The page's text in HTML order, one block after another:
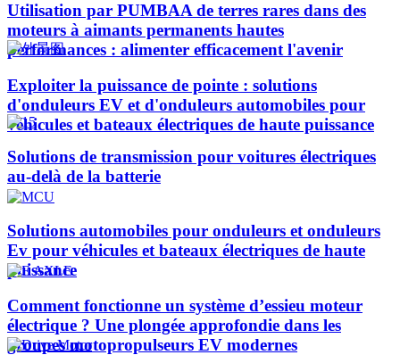
Utilisation par PUMBAA de terres rares dans des
moteurs à aimants permanents hautes
performances : alimenter efficacement l'avenir
Exploiter la puissance de pointe : solutions
d'onduleurs EV et d'onduleurs automobiles pour
véhicules et bateaux électriques de haute puissance​
Solutions de transmission pour voitures électriques
au-delà de la batterie
Solutions automobiles pour onduleurs et onduleurs
Ev pour véhicules et bateaux électriques de haute
puissance
Comment fonctionne un système d’essieu moteur
électrique ? Une plongée approfondie dans les
groupes motopropulseurs EV modernes